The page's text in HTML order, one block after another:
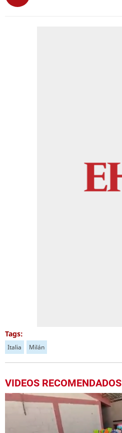
Tags:
Italia Milán
VIDEOS RECOMENDADOS